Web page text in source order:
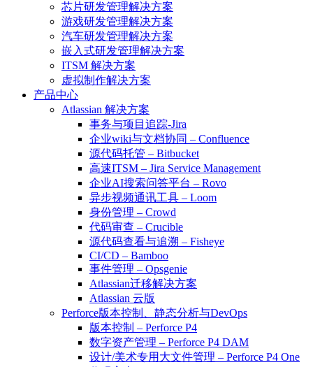
芯片研发管理解决方案
游戏研发管理解决方案
汽车研发管理解决方案
嵌入式研发管理解决方案
ITSM 解决方案
虚拟制作解决方案
产品中心
Atlassian 解决方案
事务与项目追踪-Jira
企业wiki与文档协同 – Confluence
源代码托管 – Bitbucket
高速ITSM – Jira Service Management
企业AI搜索问答平台 – Rovo
异步视频通讯工具 – Loom
身份管理 – Crowd
代码审查 – Crucible
源代码查看与追溯 – Fisheye
CI/CD – Bamboo
事件管理 – Opsgenie
Atlassian迁移解决方案
Atlassian 云版
Perforce版本控制、静态分析与DevOps
版本控制 – Perforce P4
数字资产管理 – Perforce P4 DAM
设计/美术专用大文件管理 – Perforce P4 One